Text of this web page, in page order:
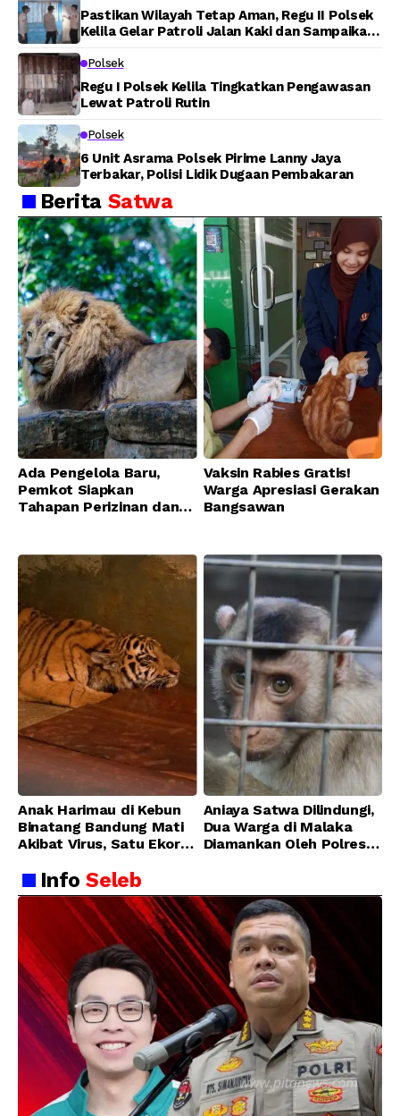
Pastikan Wilayah Tetap Aman, Regu II Polsek
Kelila Gelar Patroli Jalan Kaki dan Sampaikan
Polsek
Regu I Polsek Kelila Tingkatkan Pengawasan
Lewat Patroli Rutin
Polsek
6 Unit Asrama Polsek Pirime Lanny Jaya
Terbakar, Polisi Lidik Dugaan Pembakaran
Berita Satwa
Ada Pengelola Baru,
Pemkot Siapkan
Tahapan Perizinan dan
Vaksin Rabies Gratis!
Warga Apresiasi Gerakan
Bangsawan
Anak Harimau di Kebun
Binatang Bandung Mati
Akibat Virus, Satu Ekor
Membaik
Aniaya Satwa Dilindungi,
Dua Warga di Malaka
Diamankan Oleh Polres
InfoSeleb